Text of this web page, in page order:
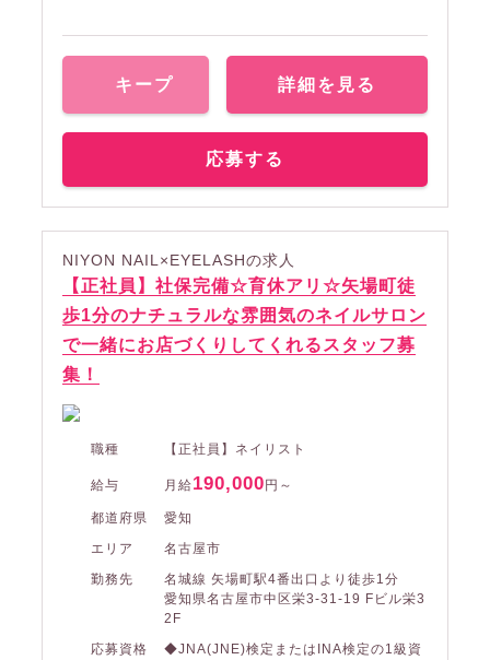
キープ 詳細を見る
応募する
NIYON NAIL×EYELASHの求人
【正社員】社保完備☆育休アリ☆矢場町徒
歩1分のナチュラルな雰囲気のネイルサロン
で一緒にお店づくりしてくれるスタッフ募
集！
職種 【正社員】ネイリスト
給与 月給190,000 円～
都道府県
愛知
エリア
名古屋市
勤務先
名城線 矢場町駅4番出口より徒歩1分
愛知県名古屋市中区栄3-31-19 Fビル栄3
2F
応募資格
◆JNA(JNE)検定またはINA検定の1級資